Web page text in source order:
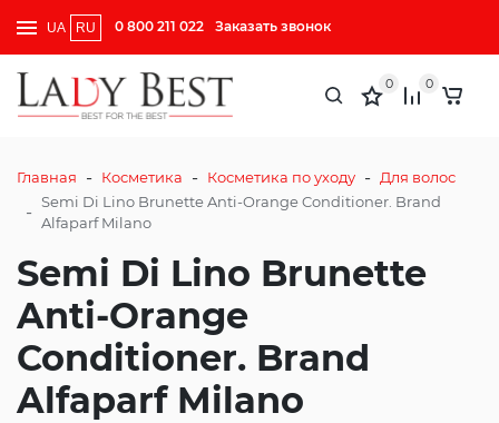
UA RU 0 800 211 022 Заказать звонок
0 0
Главная - Косметика - Косметика по уходу - Для волос
- Semi Di Lino Brunette Anti-Orange Conditioner. Brand
Alfaparf Milano
Semi Di Lino Brunette
Anti-Orange
Conditioner. Brand
Alfaparf Milano